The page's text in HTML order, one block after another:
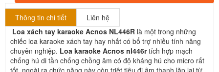
Thông tin chi tiết
Liên hệ
Loa xách tay karaoke Acnos NL446R là một trong những
chiếc loa karaoke xách tay hay nhất có bổ trợ nhiều tính năng
chuyên nghiệp. Loa karaoke Acnos nl446rtích hợp mạch
chống hú di tần chống chồng âm có độ kháng hú cho micro rất
tốt, ngoài ra chức năng này còn triệt tiêu đi âm thanh lặp lại từ